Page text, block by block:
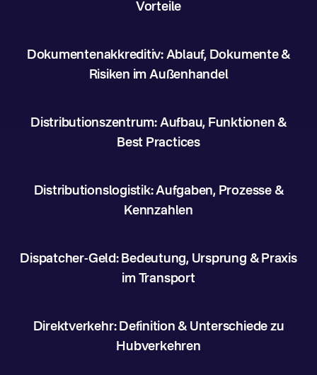
Vorteile
Dokumentenakkreditiv: Ablauf, Dokumente &
Risiken im Außenhandel
Distributionszentrum: Aufbau, Funktionen &
Best Practices
Distributionslogistik: Aufgaben, Prozesse &
Kennzahlen
Dispatcher-Geld: Bedeutung, Ursprung & Praxis
im Transport
Direktverkehr: Definition & Unterschiede zu
Hubverkehren